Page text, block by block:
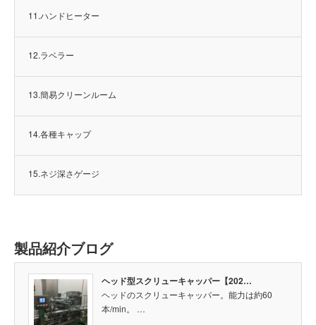
11.ハンドヒーター
12.ラベラー
13.簡易クリーンルーム
14.各種キャップ
15.ネジ深さゲージ
製品紹介ブログ
ヘッド型スクリューキャッパー【202…
ヘッドのスクリューキャッパー。能力は約60
本/min。 …